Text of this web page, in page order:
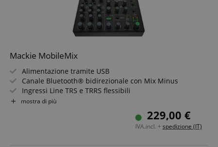
Mackie MobileMix
Alimentazione tramite USB
Canale Bluetooth® bidirezionale con Mix Minus
Ingressi Line TRS e TRRS flessibili
2 ingressi microfono/strumento professionali
mostra di più
229,00 €
IVA.incl. + spedizione (IT)